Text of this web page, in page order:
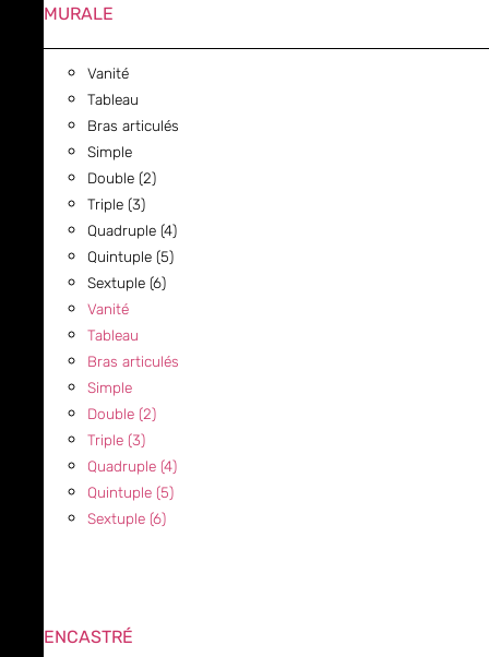
MURALE
Vanité
Tableau
Bras articulés
Simple
Double (2)
Triple (3)
Quadruple (4)
Quintuple (5)
Sextuple (6)
Vanité
Tableau
Bras articulés
Simple
Double (2)
Triple (3)
Quadruple (4)
Quintuple (5)
Sextuple (6)
ENCASTRÉ